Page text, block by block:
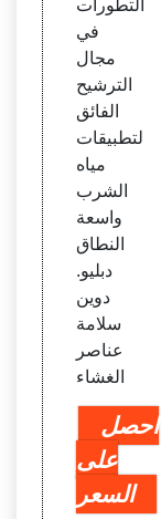
التطورات
في
مجال
الترشيح
الفائق
لتطبيقات
مياه
الشرب
واسعة
النطاق
دبليو.
دوين
سلامة
عناصر
الغشاء
احصل
على
السعر